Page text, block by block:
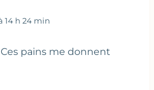
14 h 24 min
pains me donnent